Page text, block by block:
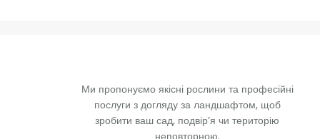
Ми пропонуємо якісні рослини та професійні
послуги з догляду за ландшафтом, щоб
зробити ваш сад, подвір’я чи територію
неповторною.